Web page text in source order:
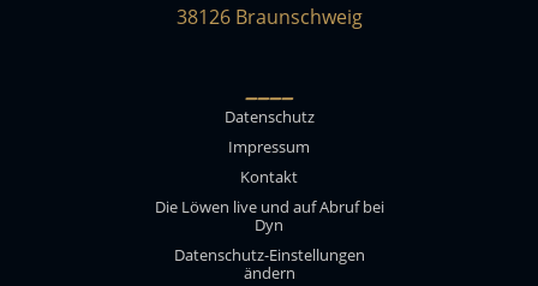
38126 Braunschweig
____
Datenschutz
Impressum
Kontakt
Die Löwen live und auf Abruf bei
Dyn
Datenschutz-Einstellungen
ändern